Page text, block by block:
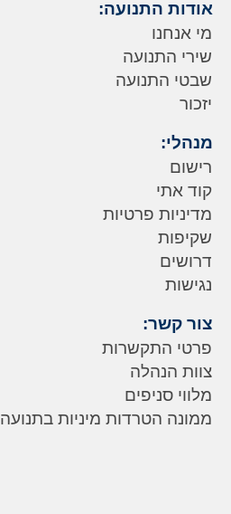
אודות התנועה:
מי אנחנו
שירי התנועה
שבטי התנועה
יזכור
מנהלי:
רישום
קוד אתי
מדיניות פרטיות
שקיפות
דרושים
נגישות
צור קשר:
פרטי התקשרות
צוות הנהלה
מלווי סניפים
ממונה הטרדות מיניות בתנועה